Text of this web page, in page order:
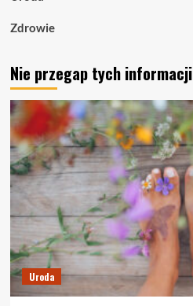
Zdrowie
Nie przegap tych informacji
Uroda